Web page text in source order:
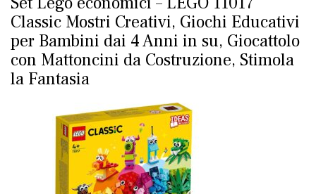
Classic Mostri Creativi, Giochi Educativi
per Bambini dai 4 Anni in su, Giocattolo
con Mattoncini da Costruzione, Stimola
la Fantasia